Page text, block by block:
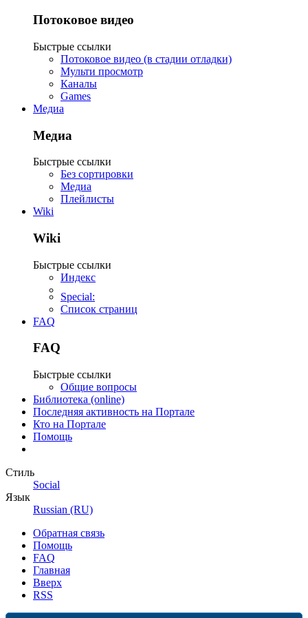
Потоковое видео
Быстрые ссылки
Потоковое видео (в стадии отладки)
Мульти просмотр
Каналы
Games
Медиа
Медиа
Быстрые ссылки
Без сортировки
Медиа
Плейлисты
Wiki
Wiki
Быстрые ссылки
Индекс
Special:
Список страниц
FAQ
FAQ
Быстрые ссылки
Общие вопросы
Библиотека (online)
Последняя активность на Портале
Кто на Портале
Помощь
Стиль
Social
Язык
Russian (RU)
Обратная связь
Помощь
FAQ
Главная
Вверх
RSS